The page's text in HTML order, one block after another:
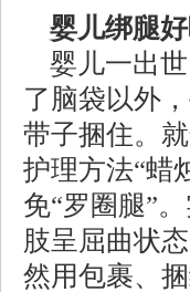
婴儿绑腿
婴儿一出世
了脑袋以外
带子捆住。
护理方法“蜡
免“罗圈腿”
肢呈屈曲状
然用包裹、